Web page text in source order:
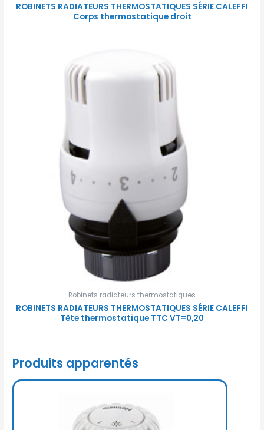
ROBINETS RADIATEURS THERMOSTATIQUES SÉRIE CALEFFI
Corps thermostatique droit
Robinets radiateurs thermostatiques
ROBINETS RADIATEURS THERMOSTATIQUES SÉRIE CALEFFI
Tête thermostatique TTC VT=0,20
Produits apparentés